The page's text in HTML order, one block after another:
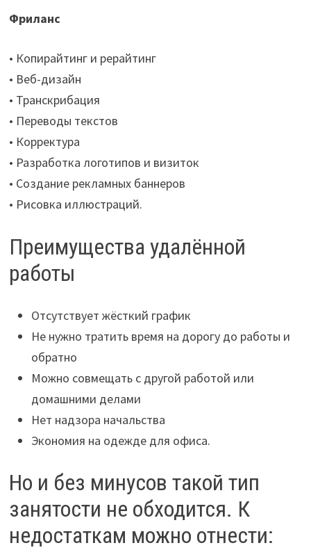
Фриланс
• Копирайтинг и рерайтинг
• Веб-дизайн
• Транскрибация
• Переводы текстов
• Корректура
• Разработка логотипов и визиток
• Создание рекламных баннеров
• Рисовка иллюстраций.
Преимущества удалённой
работы
Отсутствует жёсткий график
Не нужно тратить время на дорогу до работы и
обратно
Можно совмещать с другой работой или
домашними делами
Нет надзора начальства
Экономия на одежде для офиса.
Но и без минусов такой тип
занятости не обходится. К
недостаткам можно отнести: